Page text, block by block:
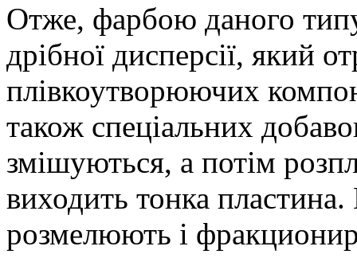
Отже, фарбою даного
дрібної дисперсії, який
плівкоутворюючих
також спеціальних
змішуються, а потім
виходить тонка
розмелюють і